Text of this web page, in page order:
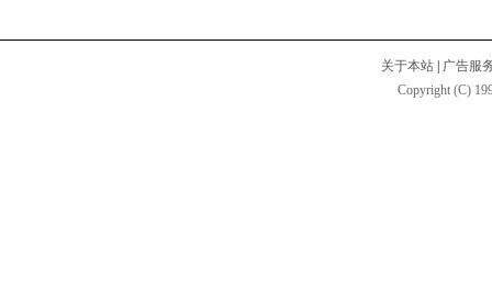
关于本站
广告服
Copyright (C)